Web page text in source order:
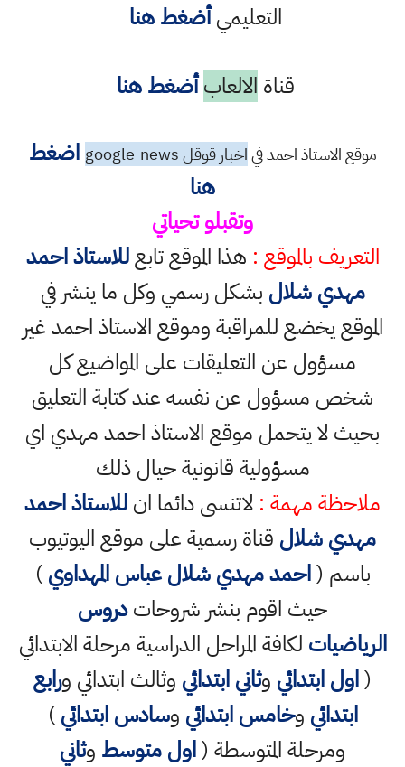
التعليميأضغط هنا
قناة الالعاب أضغط هنا
موقع الاستاذ احمد فياخبار قوقل googlenews
اضغط
هنا
وتقبلو تحياتي
التعريف بالموقع : هذا الموقع تابعللاستاذ احمد
مهدي شلال بشكل رسمي وكل ما ينشر في
الموقع يخضع للمراقبة وموقع الاستاذ احمد غير
مسؤول عن التعليقات على المواضيع كل
شخص مسؤول عن نفسه عند كتابة التعليق
بحيث لا يتحمل موقع الاستاذ احمد مهدي اي
مسؤولية قانونية حيال ذلك
ملاحظة مهمة : لاتنسى دائما انللاستاذ احمد
مهدي شلال قناة رسمية على موقع اليوتيوب
باسم (احمد مهدي شلال عباس المهداوي)
حيث اقوم بنشر شروحاتدروس
الرياضيات لكافة المراحل الدراسية مرحلة الابتدائي
(اول ابتدائي وثاني ابتدائي وثالث ابتدائي ورابع
ابتدائي وخامس ابتدائي وسادس ابتدائي)
ومرحلة المتوسطة (اول متوسط وثاني